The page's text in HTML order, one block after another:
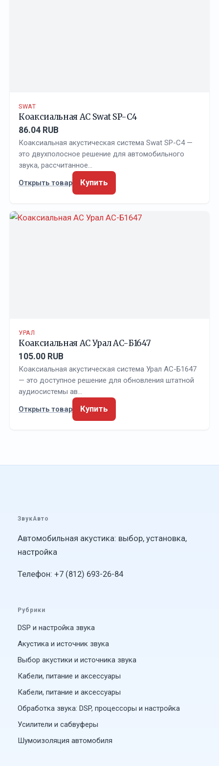
SWAT
Коаксиальная АС Swat SP-C4
86.04 RUB
Коаксиальная акустическая система Swat SP-C4 —
это двухполосное решение для автомобильного
звука, рассчитанное…
Открыть товар
Купить
УРАЛ
Коаксиальная АС Урал АС-Б1647
105.00 RUB
Коаксиальная акустическая система Урал АС-Б1647
— это доступное решение для обновления штатной
аудиосистемы ав…
Открыть товар
Купить
ЗвукАвто
Автомобильная акустика: выбор, установка,
настройка
Телефон: +7 (812) 693-26-84
Рубрики
DSP и настройка звука
Акустика и источник звука
Выбор акустики и источника звука
Кабели, питание и аксессуары
Кабели, питание и аксессуары
Обработка звука: DSP, процессоры и настройка
Усилители и сабвуферы
Шумоизоляция автомобиля